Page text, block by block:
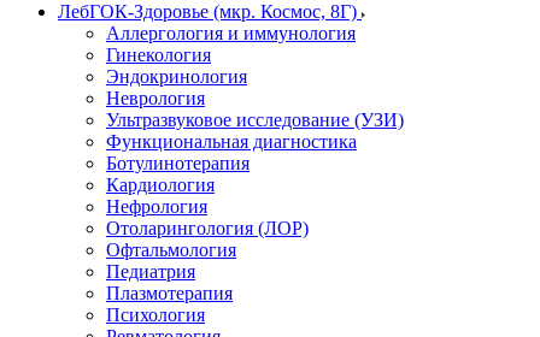
ЛебГОК-Здоровье (мкр. Космос, 8Г)
Аллергология и иммунология
Гинекология
Эндокринология
Неврология
Ультразвуковое исследование (УЗИ)
Функциональная диагностика
Ботулинотерапия
Кардиология
Нефрология
Отоларингология (ЛОР)
Офтальмология
Педиатрия
Плазмотерапия
Психология